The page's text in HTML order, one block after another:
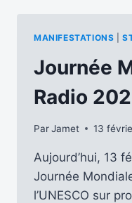
ANS
2026
MANIFESTATIONS |
Journée
Radio
ParJamet 13
Aujourd’hui, 13
Journée
l’UNESCO sur